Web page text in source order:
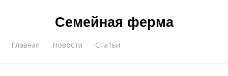
Семейная ферма
Главная Новости Статьи